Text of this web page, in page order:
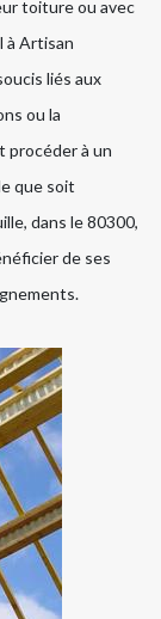
toiture ou avec
à Artisan
liés aux
ou la
procéder à un
que soit
dans le 80300,
de ses